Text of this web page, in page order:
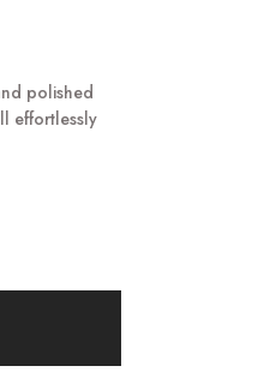
polished
effortlessly